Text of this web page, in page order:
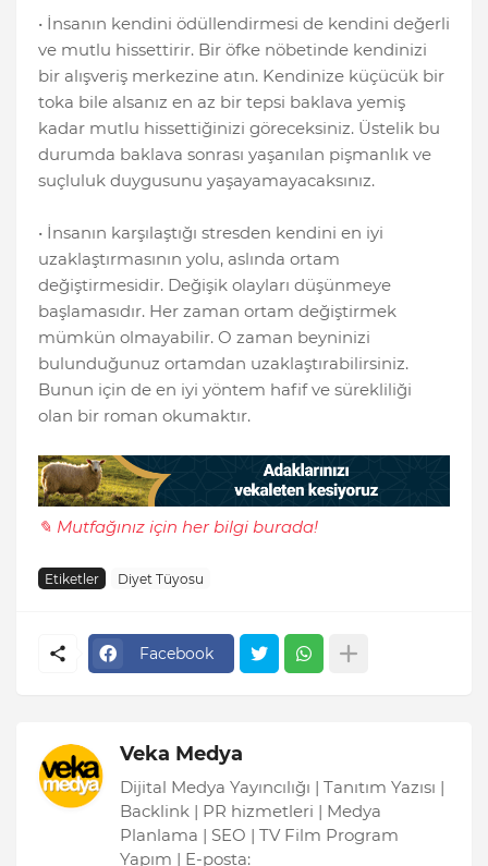
• İnsanın kendini ödüllendirmesi de kendini değerli
ve mutlu hissettirir. Bir öfke nöbetinde kendinizi
bir alışveriş merkezine atın. Kendinize küçücük bir
toka bile alsanız en az bir tepsi baklava yemiş
kadar mutlu hissettiğinizi göreceksiniz. Üstelik bu
durumda baklava sonrası yaşanılan pişmanlık ve
suçluluk duygusunu yaşayamayacaksınız.
• İnsanın karşılaştığı stresden kendini en iyi
uzaklaştırmasının yolu, aslında ortam
değiştirmesidir. Değişik olayları düşünmeye
başlamasıdır. Her zaman ortam değiştirmek
mümkün olmayabilir. O zaman beyninizi
bulunduğunuz ortamdan uzaklaştırabilirsiniz.
Bunun için de en iyi yöntem hafif ve sürekliliği
olan bir roman okumaktır.
✎ Mutfağınız için her bilgi burada!
Etiketler Diyet Tüyosu
Facebook
Veka Medya
Dijital Medya Yayıncılığı | Tanıtım Yazısı |
Backlink | PR hizmetleri | Medya
Planlama | SEO | TV Film Program
Yapım | E-posta: